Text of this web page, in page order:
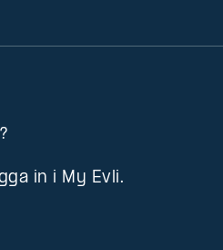
in i My Evli.